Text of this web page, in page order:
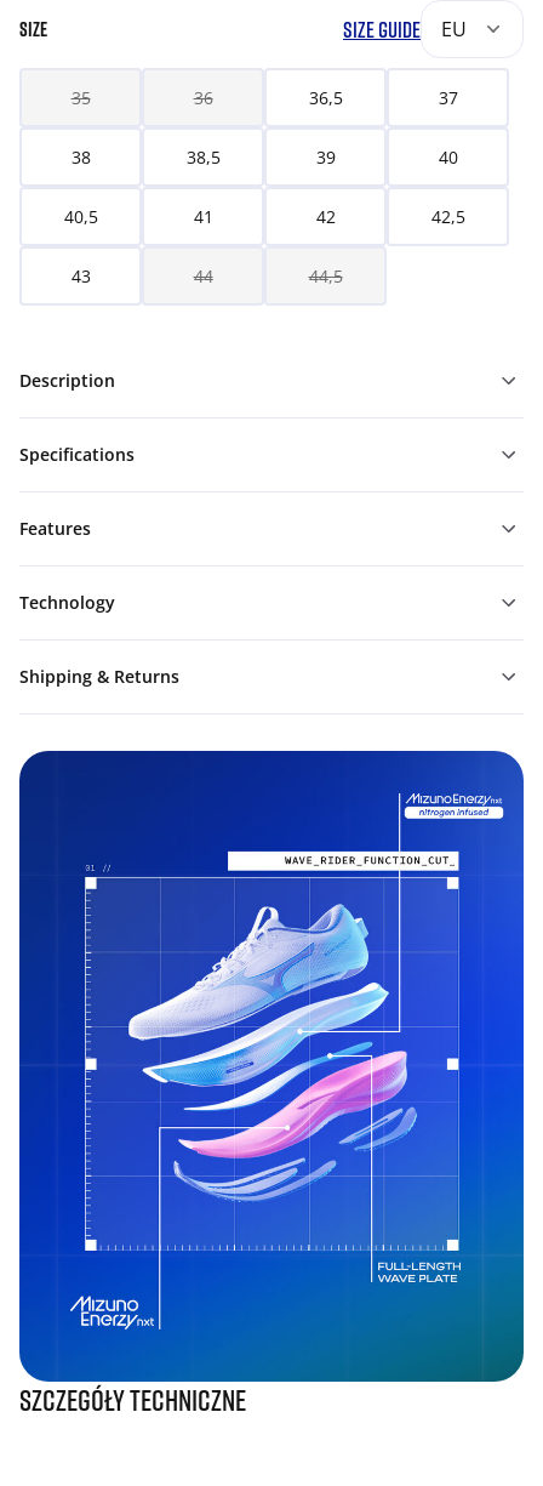
SIZE SIZE GUIDE EU
35 36 36,5 37
38 38,5 39 40
40,5 41 42 42,5
43 44 44,5
Description
Specifications
Features
Technology
Shipping & Returns
Szczegóły techniczne